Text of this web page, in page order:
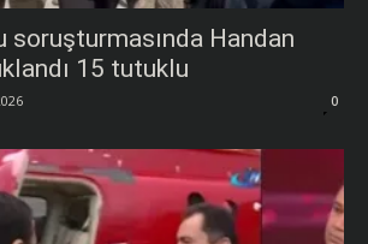
soruşturmasında Handan
15 tutuklu
0